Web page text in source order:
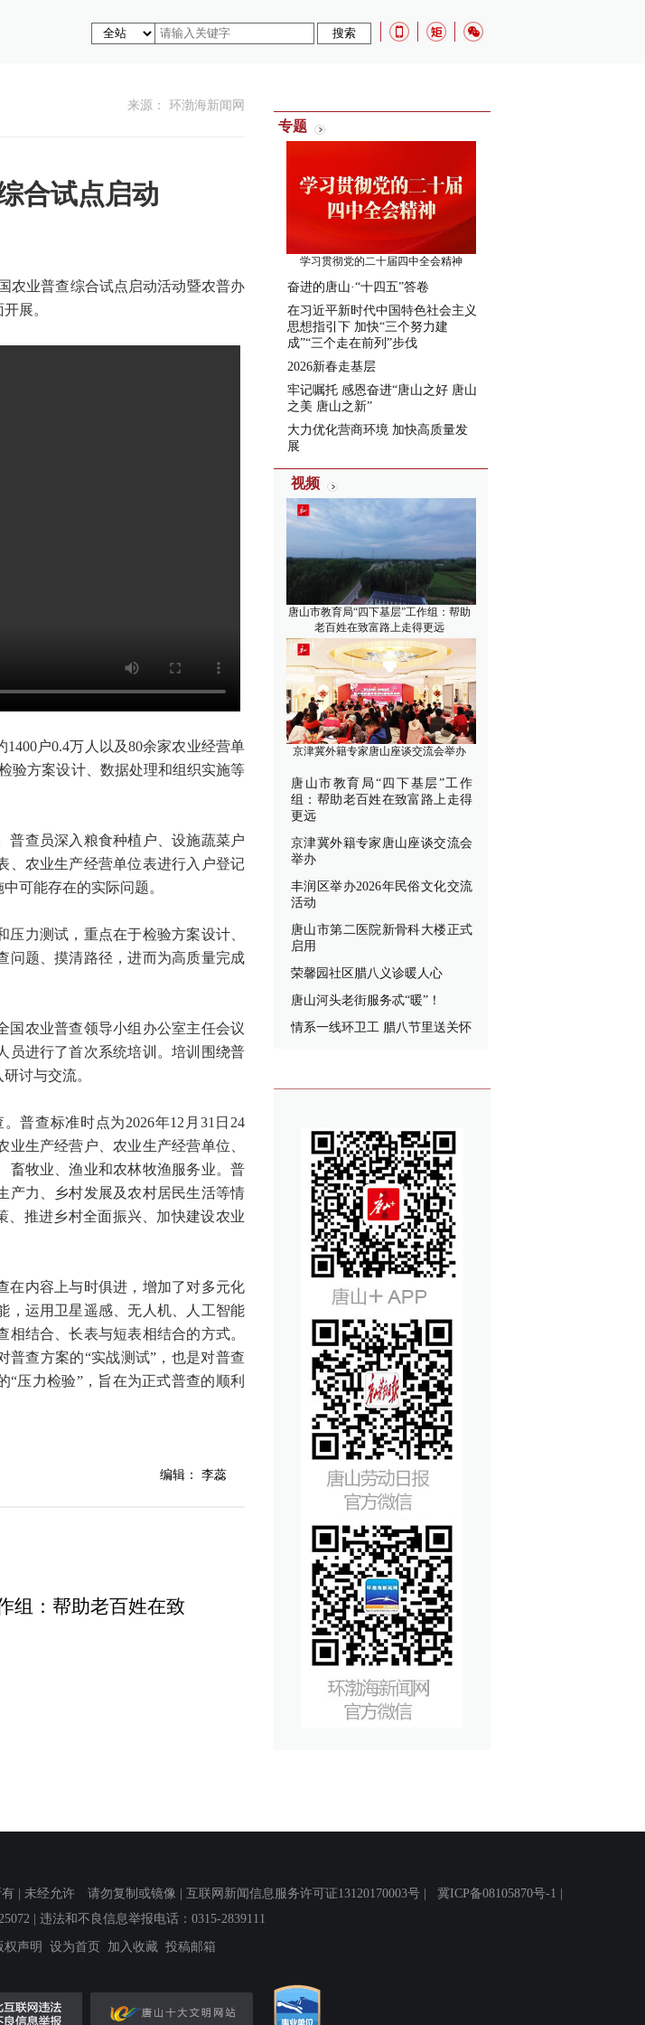
来源： 环渤海新闻网
合试点启动
农业普查综合试点启动活动暨农普办
展。
户0.4万人以及80余家农业经营单
验方案设计、数据处理和组织实施等
普查员深入粮食种植户、设施蔬菜户
、农业生产经营单位表进行入户登记
可能存在的实际问题。
力测试，重点在于检验方案设计、
问题、摸清路径，进而为高质量完成
国农业普查领导小组办公室主任会议
员进行了首次系统培训。培训围绕普
讨与交流。
普查标准时点为2026年12月31日24
生产经营户、农业生产经营单位、
畜牧业、渔业和农林牧渔服务业。普
产力、乡村发展及农村居民生活等情
、推进乡村全面振兴、加快建设农业
在内容上与时俱进，增加了对多元化
，运用卫星遥感、无人机、人工智能
结合、长表与短表相结合的方式。
普查方案的“实战测试”，也是对普查
“压力检验”，旨在为正式普查的顺利
编辑： 李蕊
组：帮助老百姓在致
专题
学习贯彻党的二十届四中全会精神
奋进的唐山·“十四五”答卷
在习近平新时代中国特色社会主义
思想指引下 加快“三个努力建
成”“三个走在前列”步伐
2026新春走基层
牢记嘱托 感恩奋进“唐山之好 唐山
之美 唐山之新”
大力优化营商环境 加快高质量发
展
视频
唐山市教育局“四下基层”工作组：帮助
老百姓在致富路上走得更远
京津冀外籍专家唐山座谈交流会举办
唐山市教育局“四下基层”工作
组：帮助老百姓在致富路上走得
更远
京津冀外籍专家唐山座谈交流会
举办
丰润区举办2026年民俗文化交流
活动
唐山市第二医院新骨科大楼正式
启用
荣馨园社区腊八义诊暖人心
唐山河头老街服务忒“暖”！
情系一线环卫工 腊八节里送关怀
未经允许 请勿复制或镜像 | 互联网新闻信息服务许可证13120170003号 | 冀ICP备08105870号-1
| 违法和不良信息举报电话：0315-2839111
权声明 设为首页 加入收藏 投稿邮箱